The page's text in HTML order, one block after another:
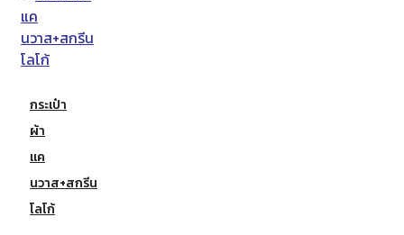
กระเป๋า
ผ้า
แค
นวาส+สกรีน
โลโก้